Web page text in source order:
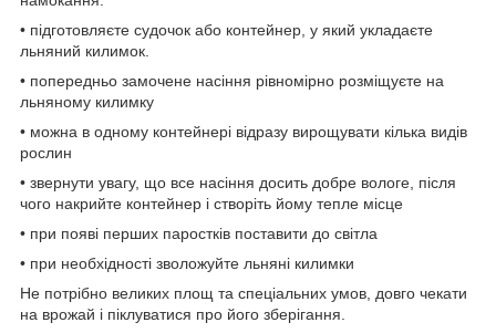
• підготовляєте судочок або контейнер, у який укладаєте
льняний килимок.
• попередньо замочене насіння рівномірно розміщуєте на
льняному килимку
• можна в одному контейнері відразу вирощувати кілька видів
рослин
• звернути увагу, що все насіння досить добре вологе, після
чого накрийте контейнер і створіть йому тепле місце
• при появі перших паростків поставити до світла
• при необхідності зволожуйте льняні килимки
Не потрібно великих площ та спеціальних умов, довго чекати
на врожай і піклуватися про його зберігання.